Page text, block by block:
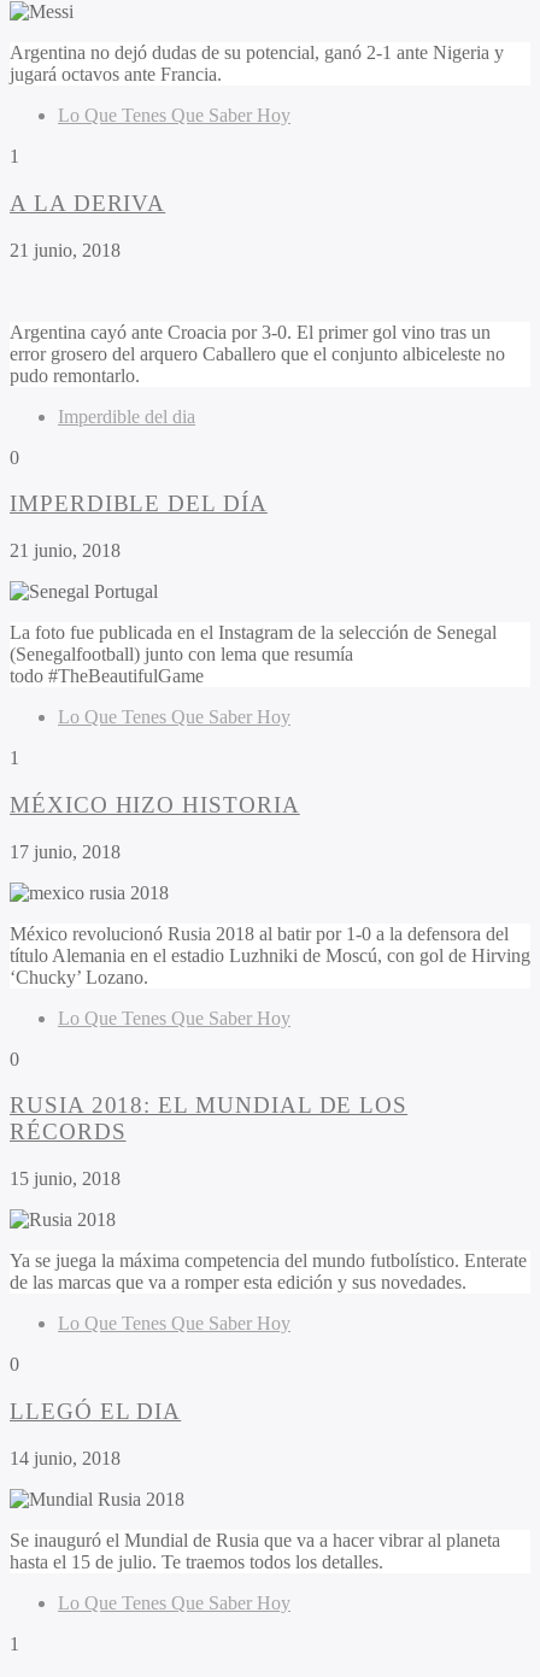
Argentina no dejó dudas de su potencial, ganó 2-1 ante Nigeria y
jugará octavos ante Francia.
Lo Que Tenes Que Saber Hoy
1
A LA DERIVA
21 junio, 2018
Argentina cayó ante Croacia por 3-0. El primer gol vino tras un
error grosero del arquero Caballero que el conjunto albiceleste no
pudo remontarlo.
Imperdible del dia
0
IMPERDIBLE DEL DÍA
21 junio, 2018
La foto fue publicada en el Instagram de la selección de Senegal
(Senegalfootball) junto con lema que resumía
todo #TheBeautifulGame
Lo Que Tenes Que Saber Hoy
1
MÉXICO HIZO HISTORIA
17 junio, 2018
México revolucionó Rusia 2018 al batir por 1-0 a la defensora del
título Alemania en el estadio Luzhniki de Moscú, con gol de Hirving
‘Chucky’ Lozano.
Lo Que Tenes Que Saber Hoy
0
RUSIA 2018: EL MUNDIAL DE LOS
RÉCORDS
15 junio, 2018
Ya se juega la máxima competencia del mundo futbolístico. Enterate
de las marcas que va a romper esta edición y sus novedades.
Lo Que Tenes Que Saber Hoy
0
LLEGÓ EL DIA
14 junio, 2018
Se inauguró el Mundial de Rusia que va a hacer vibrar al planeta
hasta el 15 de julio. Te traemos todos los detalles.
Lo Que Tenes Que Saber Hoy
1